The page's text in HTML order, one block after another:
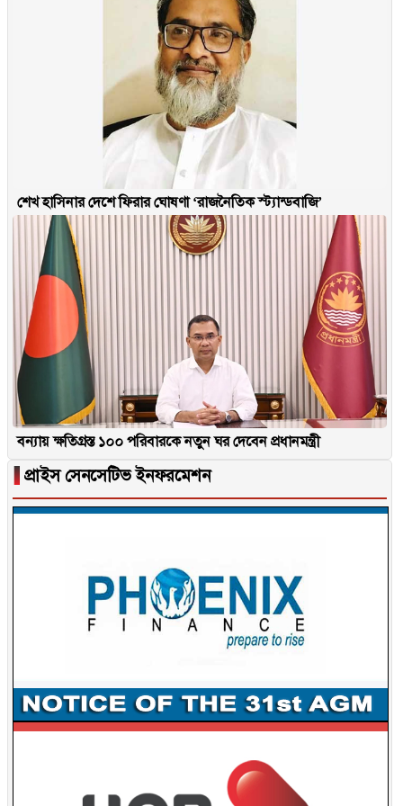
শেখ হাসিনার দেশে ফিরার ঘোষণা ‘রাজনৈতিক স্ট্যান্ডবাজি’
বন্যায় ক্ষতিগ্রস্ত ১০০ পরিবারকে নতুন ঘর দেবেন প্রধানমন্ত্রী
▐ প্রাইস সেনসেটিভ ইনফরমেশন